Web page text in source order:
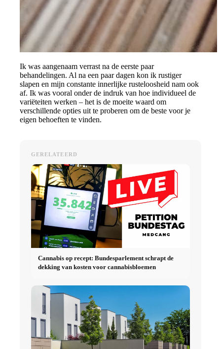
Ik was aangenaam verrast na de eerste paar
behandelingen. Al na een paar dagen kon ik rustiger
slapen en mijn constante innerlijke rusteloosheid nam ook
af. Ik was vooral onder de indruk van hoe individueel de
variëteiten werken – het is de moeite waard om
verschillende opties uit te proberen om de beste voor je
eigen behoeften te vinden.
GERELATEERD
Cannabis op recept: Bundesparlement schrapt de
dekking van kosten voor cannabisbloemen